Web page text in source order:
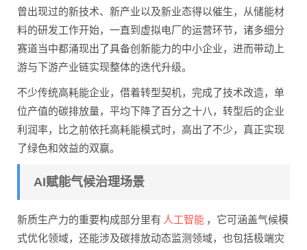
曾出现过的新技术、新产业以及新业态得以催生，从储能材
料的研发工作开始，一直到虚拟电厂的运营环节，诸多细分
赛道当中都涌现出了具备创新能力的中小企业，进而带动上
游与下游产业链实现整体的迭代升级。
不少传统高耗能企业，借着转型契机，完成了技术改造，单
位产值的碳排放量，平均下降了百分之十八，转型后的企业
利润率，比之前依托高耗能模式时，高出了不少，真正实现
了绿色和效益的双赢。
AI赋能气候治理场景
新质生产力的重要构成部分里有 人工智能 ，它可涵盖气候模
式优化领域，还能涉及碳排放动态监测领域，也包括极端灾